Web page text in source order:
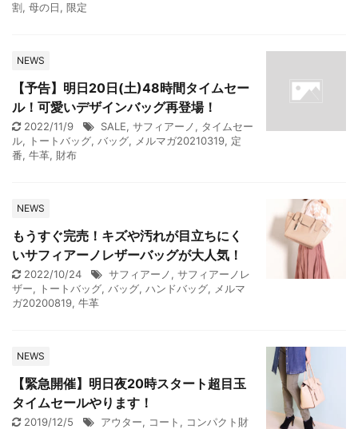
割, 母の日, 限定
NEWS
【予告】明日20日(土)48時間タイムセー
ル！可愛いデザインバッグ再登場！
2022/11/9 SALE, サフィアーノ, タイムセー
ル, トートバッグ, バッグ, メルマガ20210319, 定
番, 牛革, 財布
NEWS
もうすぐ完売！キズや汚れが目立ちにく
いサフィアーノレザーバッグが大人気！
2022/10/24 サフィアーノ, サフィアーノレ
ザー, トートバッグ, バッグ, ハンドバッグ, メルマ
ガ20200819, 牛革
NEWS
【緊急開催】明日夜20時スタート超目玉
タイムセールやります！
2019/12/5 アウター, コート , コンパクト財